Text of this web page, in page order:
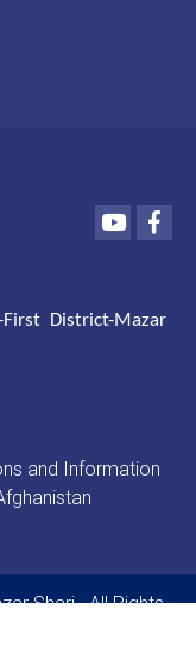
Youtube
First District-Mazar
and Information
Shari . All Rights